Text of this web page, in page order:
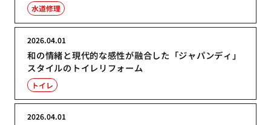
水道修理
和の情緒と現代的な感性が融合した「ジャパンディ」
スタイルのトイレリフォーム
2026.04.01
トイレ
2026.04.01